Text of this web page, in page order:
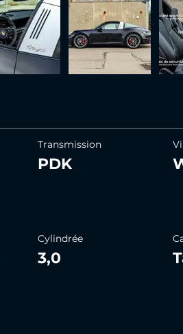
Transmission
PDK
Cylindrée
3,0